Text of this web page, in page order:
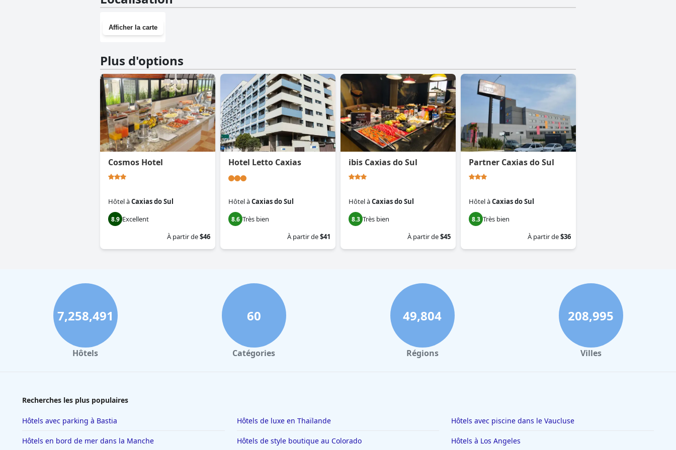
Afficher la carte
Plus d'options
Cosmos Hotel
HôtelàCaxias do Sul
8.9 Excellent
À partir de$46
Hotel Letto Caxias
HôtelàCaxias do Sul
8.6 Très bien
À partir de$41
ibis Caxias do Sul
HôtelàCaxias do Sul
8.3 Très bien
À partir de$45
Partner Caxias do Sul
HôtelàCaxias do Sul
8.3 Très bien
À partir de$36
7,258,491
Hôtels
60
Catégories
49,804
Régions
208,995
Villes
Recherches les plus populaires
Hôtels avec parking à Bastia Hôtels de luxe en Thaïlande Hôtels avec piscine dans le Vaucluse
Hôtels en bord de mer dans la Manche Hôtels de style boutique au Colorado Hôtels à Los Angeles